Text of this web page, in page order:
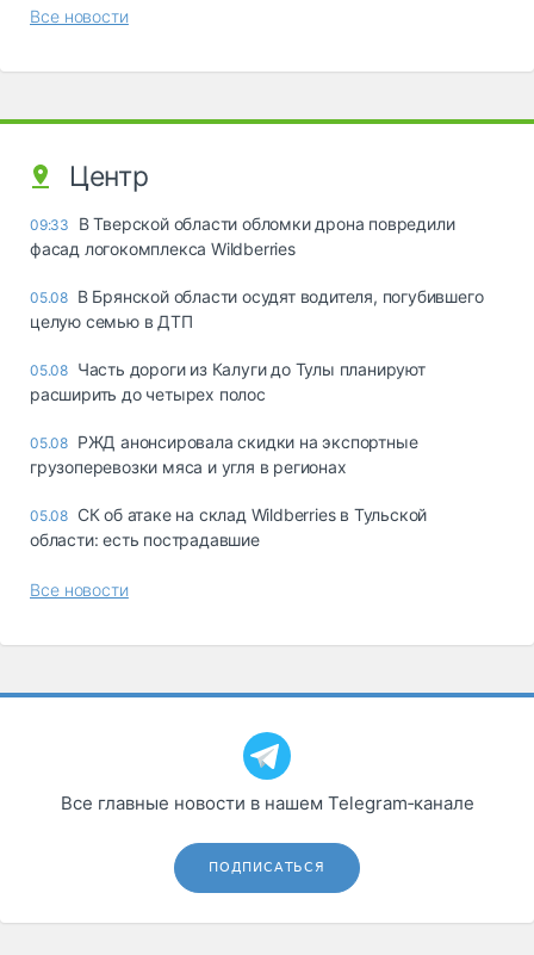
Все новости
Центр
09:33
В Тверской области обломки дрона повредили
фасад логокомплекса Wildberries
05.08 В Брянской области осудят водителя, погубившего
целую семью в ДТП
05.08 Часть дороги из Калуги до Тулы планируют
расширить до четырех полос
05.08 РЖД анонсировала скидки на экспортные
грузоперевозки мяса и угля в регионах
05.08 СК об атаке на склад Wildberries в Тульской
области: есть пострадавшие
Все новости
Все главные новости в нашем Telegram‑канале
ПОДПИСАТЬСЯ